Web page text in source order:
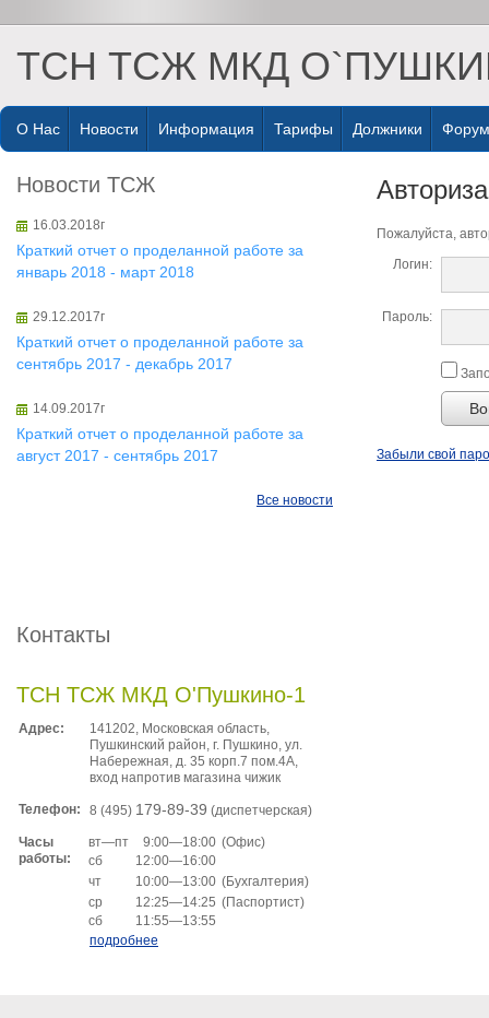
ТСН ТСЖ МКД
О Нас Новости Информация Тарифы Должники Форум
Новости ТСЖ
16.03.2018г
Краткий отчет о проделанной работе за
январь 2018 - март 2018
29.12.2017г
Краткий отчет о проделанной работе за
сентябрь 2017 - декабрь 2017
14.09.2017г
Краткий отчет о проделанной работе за
август 2017 - сентябрь 2017
Все новости
Контакты
ТСН ТСЖ МКД О'Пушкино-1
Адрес:
141202, Московская область,
Пушкинский район, г. Пушкино, ул.
Набережная, д. 35 корп.7 пом.4A,
вход напротив магазина чижик
Телефон: 8 (495) 179-89-39 (диспетчерская)
Часы
работы:
вт—пт 9:00—18:00 (Офис)
сб
12:00—16:00
чт
10:00—13:00 (Бухгалтерия)
ср
12:25—14:25 (Паспортист)
сб
11:55—13:55
подробнее
Пожалуйста,
Логин:
Пароль:
Забыли свой